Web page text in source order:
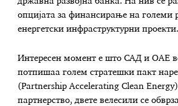
опцијата за финансирање на големи
енергетски инфраструктурни проекти.
Интересен момент е што САД и ОАЕ
потпишаа голем стратешки пакт
(Partnership Accelerating Clean
партнерство, двете велесили се